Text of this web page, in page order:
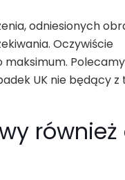
odniesionych
Oczywiście
maksimum.
UK nie będący z
również